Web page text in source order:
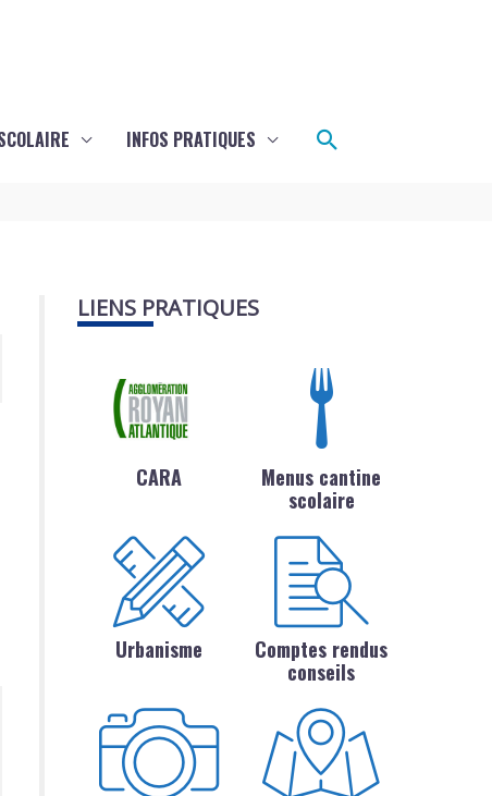
INFOS PRATIQUES Rechercher
LIENS PRATIQUES
CARA
Menus cantine
scolaire
Urbanisme
Comptes rendus
conseils